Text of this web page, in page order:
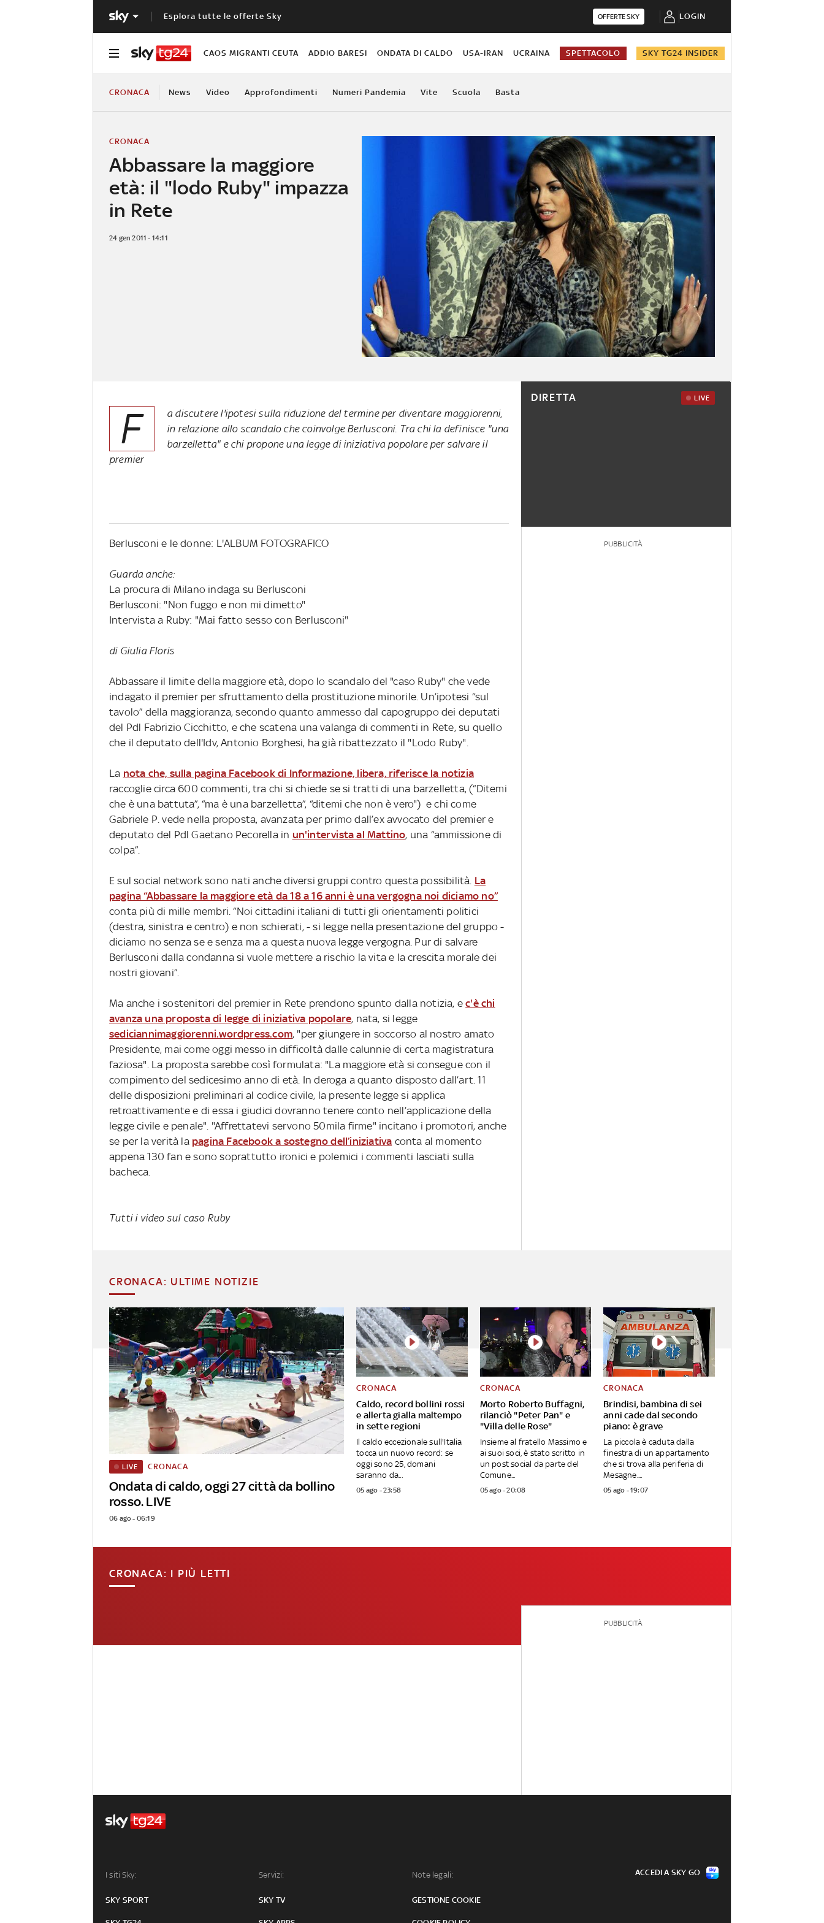
Esplora tutte le offerte Sky OFFERTE SKY LOGIN
CAOS MIGRANTI CEUTA ADDIO BARESI ONDATA DI CALDO USA-IRAN UCRAINA SPETTACOLO SKY TG24 INSIDER
CRONACA News Video Approfondimenti Numeri Pandemia Vite Scuola Basta
Abbassare la maggiore
età: il "lodo Ruby" impazza
in Rete
CRONACA
24 gen 2011 - 14:11
F
a discutere l'ipotesi sulla riduzione del termine per diventare maggiorenni,
in relazione allo scandalo che coinvolge Berlusconi. Tra chi la definisce "una
barzelletta" e chi propone una legge di iniziativa popolare per salvare il
premier
Berlusconi e le donne: L'ALBUM FOTOGRAFICO
Guarda anche:
La procura di Milano indaga su Berlusconi
Berlusconi: "Non fuggo e non mi dimetto"
Intervista a Ruby: "Mai fatto sesso con Berlusconi"
di Giulia Floris
Abbassare il limite della maggiore età, dopo lo scandalo del "caso Ruby" che vede
indagato il premier per sfruttamento della prostituzione minorile. Un’ipotesi “sul
tavolo” della maggioranza, secondo quanto ammesso dal capogruppo dei deputati
del Pdl Fabrizio Cicchitto, e che scatena una valanga di commenti in Rete, su quello
che il deputato dell'Idv, Antonio Borghesi, ha già ribattezzato il "Lodo Ruby".
La nota che, sulla pagina Facebook di Informazione, libera, riferisce la notizia
raccoglie circa 600 commenti, tra chi si chiede se si tratti di una barzelletta, (“Ditemi
che è una battuta”, “ma è una barzelletta”, “ditemi che non è vero") e chi come
Gabriele P. vede nella proposta, avanzata per primo dall’ex avvocato del premier e
deputato del Pdl Gaetano Pecorella in un'intervista al Mattino, una “ammissione di
colpa”.
E sul social network sono nati anche diversi gruppi contro questa possibilità. La
pagina “Abbassare la maggiore età da 18 a 16 anni è una vergogna noi diciamo no”
conta più di mille membri. “Noi cittadini italiani di tutti gli orientamenti politici
(destra, sinistra e centro) e non schierati, - si legge nella presentazione del gruppo -
diciamo no senza se e senza ma a questa nuova legge vergogna. Pur di salvare
Berlusconi dalla condanna si vuole mettere a rischio la vita e la crescita morale dei
nostri giovani”.
Ma anche i sostenitori del premier in Rete prendono spunto dalla notizia, ec'è chi
avanza una proposta di legge di iniziativa popolare, nata, si legge
sediciannimaggiorenni.wordpress.com, "per giungere in soccorso al nostro amato
Presidente, mai come oggi messo in difficoltà dalle calunnie di certa magistratura
faziosa". La proposta sarebbe così formulata: "La maggiore età si consegue con il
compimento del sedicesimo anno di età. In deroga a quanto disposto dall’art. 11
delle disposizioni preliminari al codice civile, la presente legge si applica
retroattivamente e di essa i giudici dovranno tenere conto nell’applicazione della
legge civile e penale". "Affrettatevi servono 50mila firme" incitano i promotori, anche
se per la verità la pagina Facebook a sostegno dell’iniziativa conta al momento
appena 130 fan e sono soprattutto ironici e polemici i commenti lasciati sulla
bacheca.
Tutti i video sul caso Ruby
DIRETTA LIVE
PUBBLICITÀ
CRONACA: ULTIME NOTIZIE
Ondata di caldo, oggi 27 città da bollino
rosso. LIVE
LIVE CRONACA
06 ago - 06:19
Caldo, record bollini rossi
e allerta gialla maltempo
in sette regioni
CRONACA
Il caldo eccezionale sull'Italia
tocca un nuovo record: se
oggi sono 25, domani
saranno da...
05 ago - 23:58
Morto Roberto Buffagni,
rilanciò "Peter Pan" e
"Villa delle Rose"
CRONACA
Insieme al fratello Massimo e
ai suoi soci, è stato scritto in
un post social da parte del
Comune...
05 ago - 20:08
Brindisi, bambina di sei
anni cade dal secondo
piano: è grave
CRONACA
La piccola è caduta dalla
finestra di un appartamento
che si trova alla periferia di
Mesagne....
05 ago - 19:07
CRONACA: I PIÙ LETTI
PUBBLICITÀ
I siti Sky:
SKY SPORT
Servizi:
SKY TV
Note legali:
GESTIONE COOKIE
ACCEDI A SKY GO